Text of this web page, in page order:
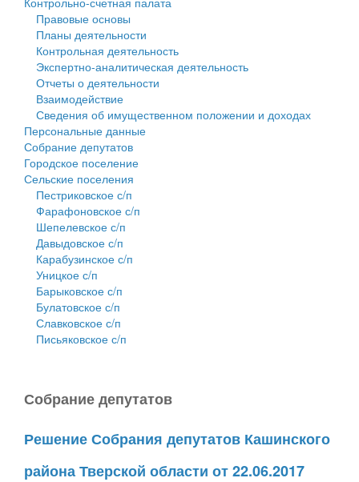
Собрание депутатов
Городское поселение
Сельские поселения
Правовые основы
Планы деятельности
Контрольная деятельность
Экспертно-аналитическая деятельность
Отчеты о деятельности
Взаимодействие
Сведения об имущественном положении и доходах
Персональные данные
Собрание депутатов
Городское поселение
Сельские поселения
Пестриковское с/п
Фарафоновское с/п
Шепелевское с/п
Давыдовское с/п
Карабузинское с/п
Уницкое с/п
Барыковское с/п
Булатовское с/п
Славковское с/п
Письяковское с/п
Собрание депутатов
Решение Собрания депутатов Кашинского
района Тверской области от 22.06.2017